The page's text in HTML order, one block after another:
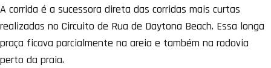
A corrida é a sucessora direta das corridas mais curtas
realizadas no Circuito de Rua de Daytona Beach. Essa longa
praça ficava parcialmente na areia e também na rodovia
perto da praia.